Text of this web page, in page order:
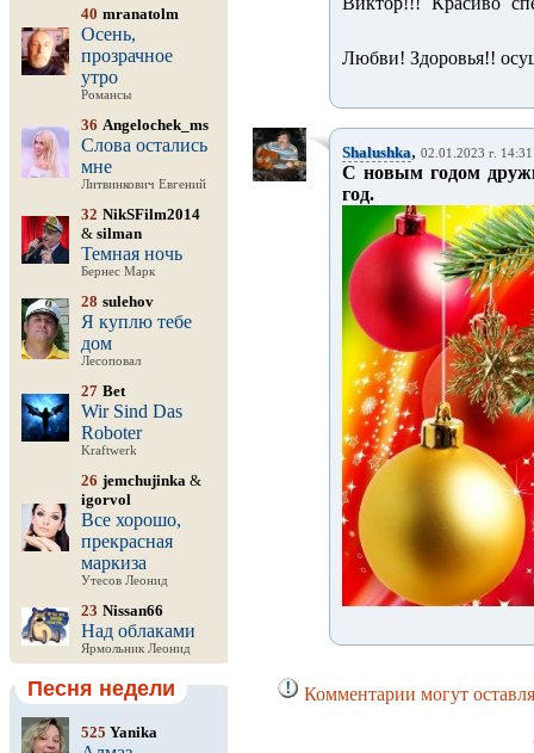
40 mranatolm
Осень,
прозрачное
утро
Романсы
36 Angelochek_ms
Слова остались
мне
Литвинкович Евгений
32 NikSFilm2014
& silman
Темная ночь
Бернес Марк
28 sulehov
Я куплю тебе
дом
Лесоповал
27 Bet
Wir Sind Das
Roboter
Kraftwerk
26 jemchujinka &
igorvol
Все хорошо,
прекрасная
маркиза
Утесов Леонид
23 Nissan66
Над облаками
Ярмольник Леонид
Песня недели
525 Yanika
Любви! Здоровья!!
Shalushka, 02.01.2023 г. 14:31
С новым годом
год.
Комментарии могут